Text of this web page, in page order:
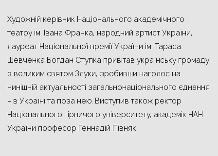
Художній керівник Національного академічного
театру ім. Івана Франка, народний артист України,
лауреат Національної премії України ім. Тараса
Шевченка Богдан Ступка привітав українську громаду
з великим святом Злуки, зробивши наголос на
нинішній актуальності загальнонаціонального єднання
– в Україні та поза нею. Виступив також ректор
Національного гірничого університету, академік НАН
України професор Геннадій Півняк.